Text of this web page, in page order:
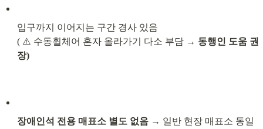
입구까지 이어지는 구간 경사 있음
( ⚠️ 수동휠체어 혼자 올라가기 다소 부담 → 동행인 도움 권
장)
장애인석 전용 매표소 별도 없음 → 일반 현장 매표소 동일